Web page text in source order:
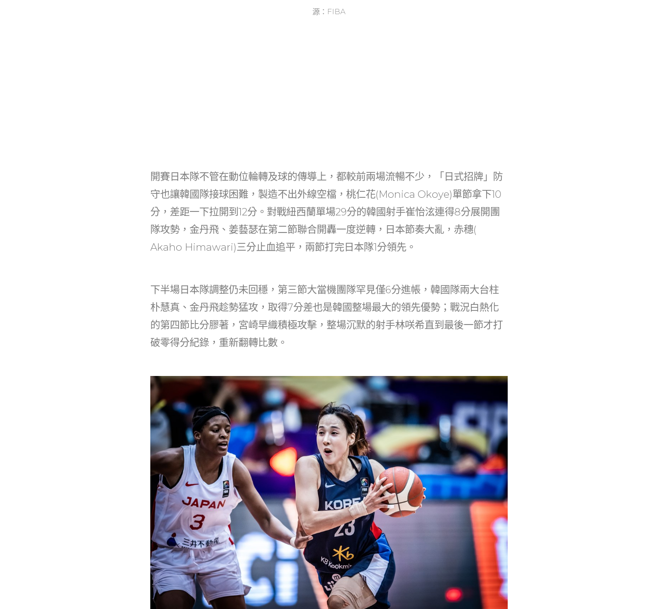
源：FIBA
開賽日本隊不管在動位輪轉及球的傳導上，都較前兩場流暢不少，「日式招牌」防
守也讓韓國隊接球困難，製造不出外線空檔，桃仁花(Monica Okoye)單節拿下10
分，差距一下拉開到12分。對戰紐西蘭單場29分的韓國射手崔怡泫連得8分展開團
隊攻勢，金丹飛、姜藝瑟在第二節聯合開轟一度逆轉，日本節奏大亂，赤穗(
Akaho Himawari)三分止血追平，兩節打完日本隊1分領先。
下半場日本隊調整仍未回穩，第三節大當機團隊罕見僅6分進帳，韓國隊兩大台柱
朴慧真、金丹飛趁勢猛攻，取得7分差也是韓國整場最大的領先優勢；戰況白熱化
的第四節比分膠著，宮崎早織積極攻擊，整場沉默的射手林咲希直到最後一節才打
破零得分紀錄，重新翻轉比數。